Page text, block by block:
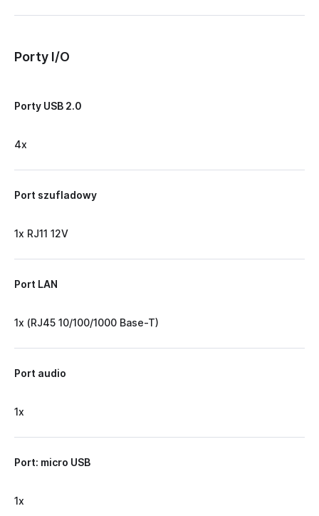
Porty I/O
Porty USB 2.0
4x
Port szufladowy
1x RJ11 12V
Port LAN
1x (RJ45 10/100/1000 Base-T)
Port audio
1x
Port: micro USB
1x